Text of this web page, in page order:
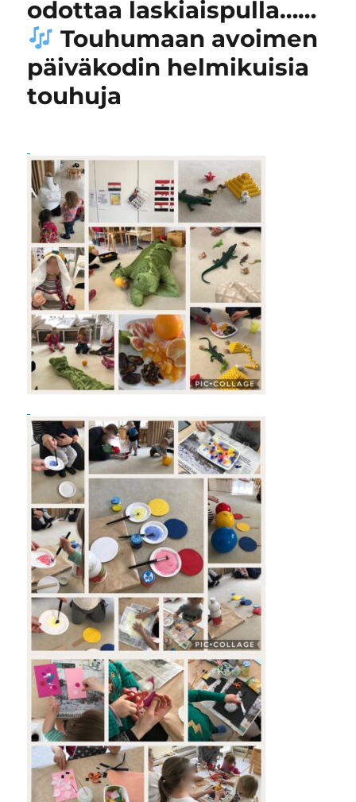
odottaa laskiaispulla……
Touhumaan avoimen
päiväkodin helmikuisia
touhuja